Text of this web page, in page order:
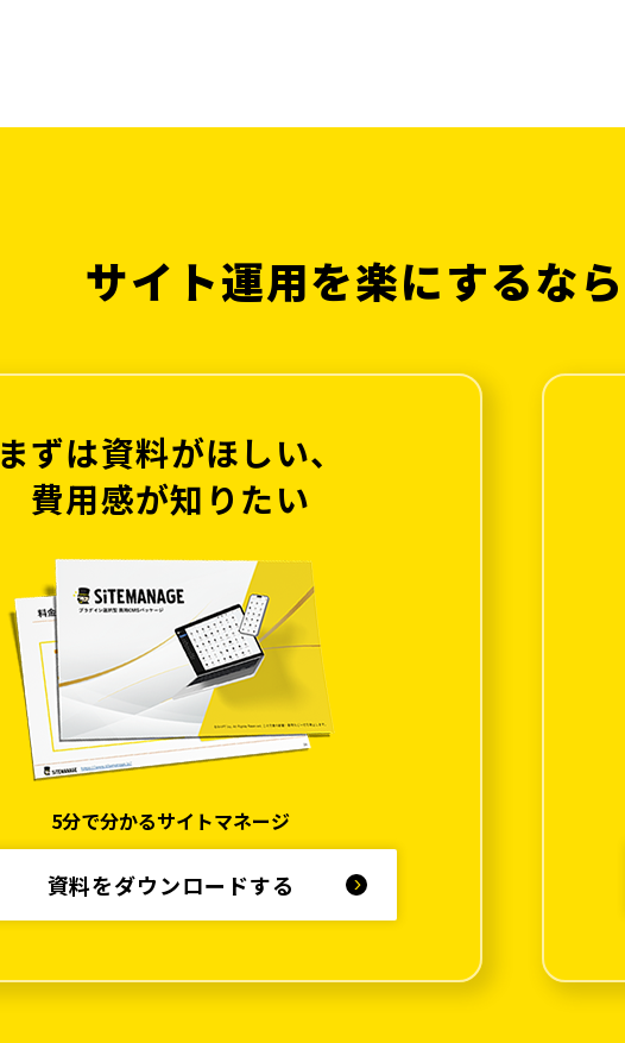
サイト運用を楽にするなら
まずは資料がほしい、
費用感が知りたい
5分で分かるサイトマネージ
資料をダウンロードする